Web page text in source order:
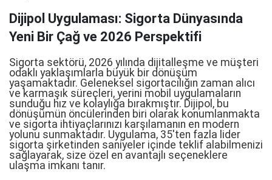
Dijipol Uygulaması: Sigorta Dünyasında
Yeni Bir Çağ ve 2026 Perspektifi
Sigorta sektörü, 2026 yılında dijitalleşme ve müşteri
odaklı yaklaşımlarla büyük bir dönüşüm
yaşamaktadır. Geleneksel sigortacılığın zaman alıcı
ve karmaşık süreçleri, yerini mobil uygulamaların
sunduğu hız ve kolaylığa bırakmıştır. Dijipol, bu
dönüşümün öncülerinden biri olarak konumlanmakta
ve sigorta ihtiyaçlarınızı karşılamanın en modern
yolunu sunmaktadır. Uygulama, 35'ten fazla lider
sigorta şirketinden saniyeler içinde teklif alabilmenizi
sağlayarak, size özel en avantajlı seçeneklere
ulaşma imkanı tanır.